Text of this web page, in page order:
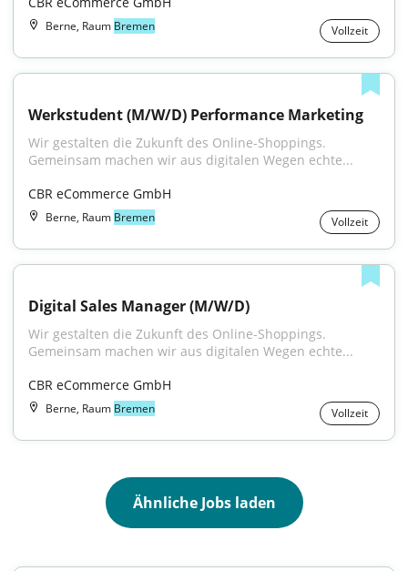
Berne, Raum Bremen Vollzeit
Werkstudent (M/W/D) Performance Marketing
Wir gestalten die Zukunft des Online-Shoppings.
Gemeinsam machen wir aus digitalen Wegen echte...
CBR eCommerce GmbH
Berne, Raum Bremen Vollzeit
Digital Sales Manager (M/W/D)
Wir gestalten die Zukunft des Online-Shoppings.
Gemeinsam machen wir aus digitalen Wegen echte...
CBR eCommerce GmbH
Berne, Raum Bremen Vollzeit
Ähnliche Jobs laden